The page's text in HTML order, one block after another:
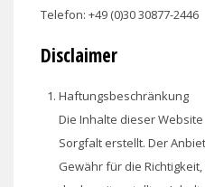
Telefon: +49 (0)30 30877-2446
Disclaimer
Haftungsbeschränkung
Die Inhalte dieser
Sorgfalt erstellt. Der
Gewähr für die